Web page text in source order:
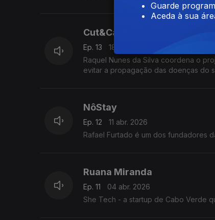
Cut&CareGP
Ep. 13
18 abr. 2026
Raquel Nunes da Silva coordena o
evitar a propagação das doenças do
NôStay
Ep. 12
11 abr. 2026
Rafael Furtado é um dos fundadores
Ruana Miranda
Ep. 11
04 abr. 2026
She Tech - a startup de Cabo Verde
Guarde
Aceda à sua